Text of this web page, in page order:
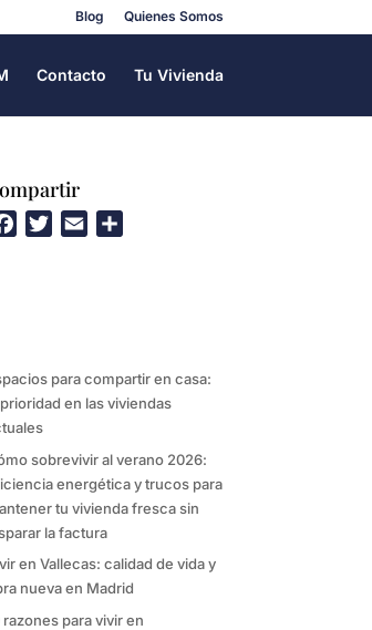
Blog Quienes Somos
Contacto Tu Vivienda
o
k
r
t
i
para compartir en casa:
en las viviendas
sobrevivir al verano 2026:
energética y trucos para
tu vivienda fresca sin
la factura
en Vallecas: calidad de vida y
nueva en Madrid
razones para vivir en